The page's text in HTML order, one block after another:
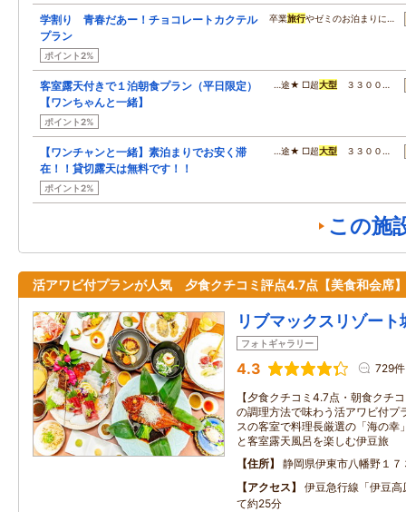
学割り 青春だあー！チョコレートカクテル
プラン
ポイント2%
卒業旅行やゼミのお泊まりに…
客室露天付きで１泊朝食プラン（平日限定）
【ワンちゃんと一緒】
ポイント2%
…途★ □超大型 ３３００…
【ワンチャンと一緒】素泊まりでお安く滞
在！！貸切露天は無料です！！
ポイント2%
…途★ □超大型 ３３００…
この施
活アワビ付プランが人気 夕食クチコミ評点4.7点【美食和会席】
リブマックスリゾート
フォトギャラリー
4.3 729件
【夕食クチコミ4.7点・朝食クチ
の調理方法で味わう活アワビ付プ
スの客室で料理長厳選の「海の幸
と客室露天風呂を楽しむ伊豆旅
住所
静岡県伊東市八幡野１７
アクセス
伊豆急行線「伊豆
て約25分